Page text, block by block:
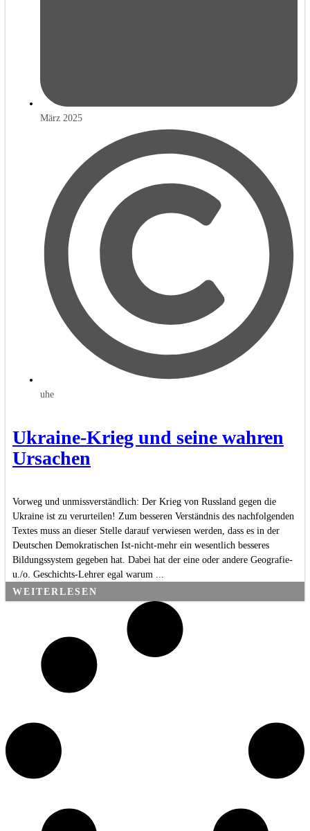
März 2025
uhe
Ukraine-Krieg und seine wahren
Ursachen
Vorweg und unmissverständlich: Der Krieg von Russland gegen die
Ukraine ist zu verurteilen! Zum besseren Verständnis des nachfolgenden
Textes muss an dieser Stelle darauf verwiesen werden, dass es in der
Deutschen Demokratischen Ist-nicht-mehr ein wesentlich besseres
Bildungssystem gegeben hat. Dabei hat der eine oder andere Geografie-
u./o. Geschichts-Lehrer egal warum ...
WEITERLESEN